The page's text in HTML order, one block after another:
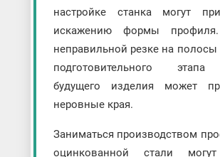
настройке станка могут
искажению формы
неправильной резке на
подготовительного
будущего изделия может
неровные края.
Заниматься производством
оцинкованной стали